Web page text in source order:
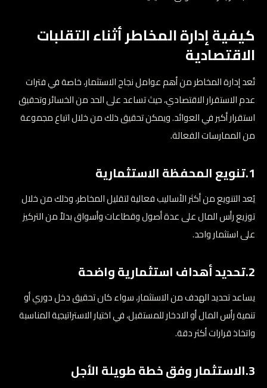
كيفية إدارة المخاطر أثناء التقلبات
الاقتصادية
تُعد إدارة المخاطر من أهم عوامل نجاح الاستثمار، خاصة في فترات
عدم الاستقرار الاقتصادي، حيث تساعد على الحد من الخسائر وتحقيق
استقرار أكبر في العوائد. ويمكن تحقيق ذلك من خلال اتباع مجموعة
من الممارسات الفعالة.
1.تنويع المحفظة الاستثمارية
يُعد التنويع من أكثر الأساليب فعالية لتقليل المخاطر، وذلك من خلال
توزيع رأس المال على عدة أصول وقطاعات وأسواق بدلاً من التركيز
على استثمار واحد.
2.تحديد أهداف استثمارية واضحة
يساعد تحديد الهدف من الاستثمار، سواء كان تحقيق دخل دوري أو
تنمية رأس المال أو الادخار للمستقبل، في اختيار الاستراتيجية المناسبة
واتخاذ قرارات أكثر دقة.
3.الاستثمار وفق خطة طويلة الأجل